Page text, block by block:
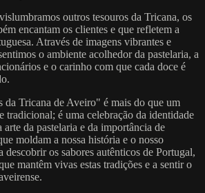
outros tesouros da Tricana, os
encantam os clientes e que refletem a
Através de imagens vibrantes e
o ambiente acolhedor da pastelaria, a
e o carinho com que cada doce é
da Tricana de Aveiro" é mais do que um
tradicional; é uma celebração da identidade
da pastelaria e da importância de
moldam a nossa história e o nosso
descobrir os sabores autênticos de Portugal,
mantêm vivas estas tradições e a sentir o